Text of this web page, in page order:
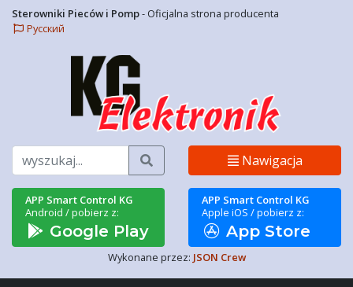
Sterowniki Pieców i Pomp- Oficjalna strona producenta
Русский
Szukaj Nawigacja
APP Smart Control KG
Android / pobierz z:
Google Play
APP Smart Control KG
Apple iOS / pobierz z:
App Store
Wykonane przez: JSON Crew